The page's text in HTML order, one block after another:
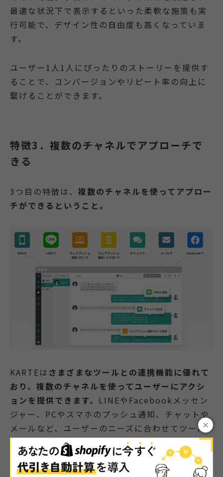
最適な状況下で表示するといった柔軟な施策も実
行可能で、デザイン性の自由度も高くなっていま
す。
ユーザー1人1人にぴったりのストーリーを提供す
ることで、コンバージョンやリピート率の向上に
繋げることができます。
特徴3．複数のチャネルでアプローチで
きる
3つ目の特徴は、 複数のチャネルを使ってアプロー
チができるということ。
KARTEは さまざまなツールとの連携機能に優れて
おり、複数のチャネルを使ってユーザーにアクシ
ョンを提供できます。 LINEやFacebookメッセン
ジャー、PCやスマホのプッシュ通知、チャットや
メールなど、ユーザーのニーズに合わせてツール
を選択することが可能です。
ユーザーにとっては自分が使い慣れたツールでや